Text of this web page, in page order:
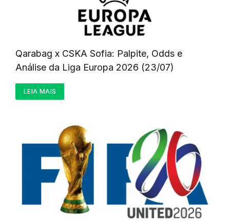
Qarabag x CSKA Sofia: Palpite, Odds e
Análise da Liga Europa 2026 (23/07)
LEIA MAIS